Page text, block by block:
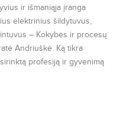
ir išmaniąja įranga
elektrinius šildytuvus,
– Kokybės ir procesų
Andriuškė. Ką tikra
profesiją ir gyvenimą